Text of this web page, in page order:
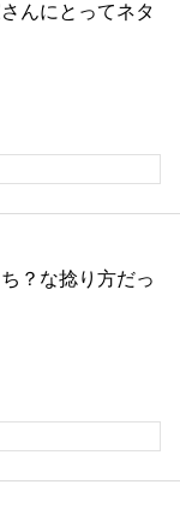
んにとってネタ
？な捻り方だっ